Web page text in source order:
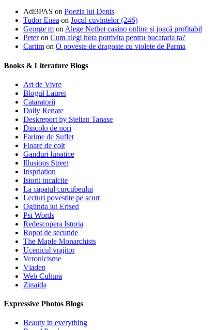
Adi3PAS on Poezia lui Denis
Tudor Enea on Jocul cuvintelor (246)
George m on Alege Netbet casino online și joacă profitabil
Peteron Cum alegi hota potrivita pentru bucataria ta?
Cartim on O poveste de dragoste cu violete de Parma
Books & Literature Blogs
Art de Vivre
Blogul Laurei
Cataratorii
Daily Renate
Deskreport by Stelian Tanase
Dincolo de nori
Farime de Suflet
Floare de colt
Ganduri lunatice
Illusions Street
Inspriation
Istorii incalcite
La capatul curcubeului
Lecturi povestite pe scurt
Oglinda lui Erised
Psi Words
Redescopera Istoria
Ropot de secunde
The Maple Monarchists
Ucenicul vrajitor
Veronicisme
Vladen
Web Cultura
Zinaida
Expressive Photos Blogs
Beauty in everything